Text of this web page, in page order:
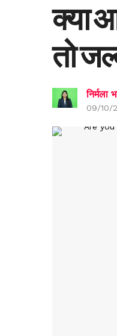
क्या
तो
निर्मला
09/10/